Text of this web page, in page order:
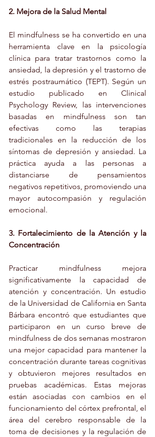
2. Mejora de la Salud Mental
El mindfulness se ha convertido en una
herramienta clave en la psicología
clínica para tratar trastornos como la
ansiedad, la depresión y el trastorno de
estrés postraumático (TEPT). Según un
estudio publicado en Clinical
Psychology Review, las intervenciones
basadas en mindfulness son tan
efectivas como las terapias
tradicionales en la reducción de los
síntomas de depresión y ansiedad. La
práctica ayuda a las personas a
distanciarse de pensamientos
negativos repetitivos, promoviendo una
mayor autocompasión y regulación
emocional.
3. Fortalecimiento de la Atención y la
Concentración
Practicar mindfulness mejora
significativamente la capacidad de
atención y concentración. Un estudio
de la Universidad de California en Santa
Bárbara encontró que estudiantes que
participaron en un curso breve de
mindfulness de dos semanas mostraron
una mejor capacidad para mantener la
concentración durante tareas cognitivas
y obtuvieron mejores resultados en
pruebas académicas. Estas mejoras
están asociadas con cambios en el
funcionamiento del córtex prefrontal, el
área del cerebro responsable de la
toma de decisiones y la regulación de